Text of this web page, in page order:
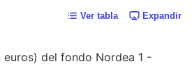
Ver tabla Expandir
euros) del fondo Nordea 1 -